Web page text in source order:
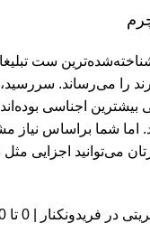
ست
را می‌رساند.
بیشترین اجناسی
اما شما براساس نیاز
می‌توانید اجزایی مثل